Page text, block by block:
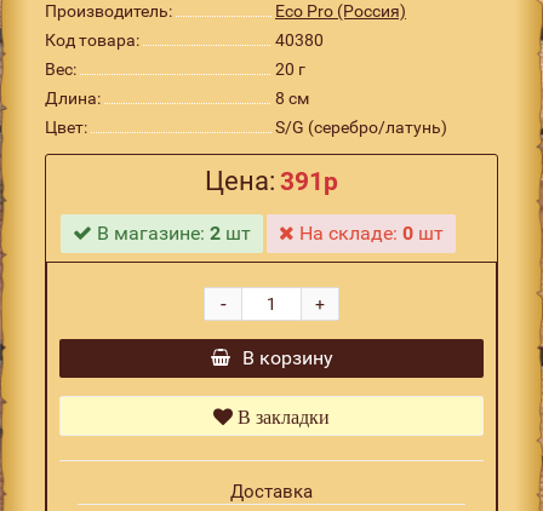
Производитель:
Eco Pro (Россия)
Код товара:
40380
Вес:
20 г
Длина:
8 см
Цвет:
S/G (серебро/латунь)
Цена: 391р
В магазине:2 шт На складе:0 шт
+
-
В корзину
В закладки
Доставка